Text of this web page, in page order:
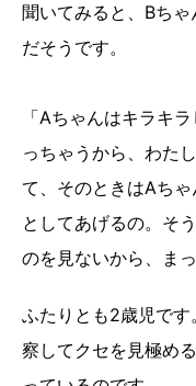
聞いてみると、Bち
だそうです。
「Aちゃんはキラキ
っちゃうから、わた
て、そのときはAち
としてあげるの。そ
のを見ないから、ま
ふたりとも2歳児で
察してクセを見極め